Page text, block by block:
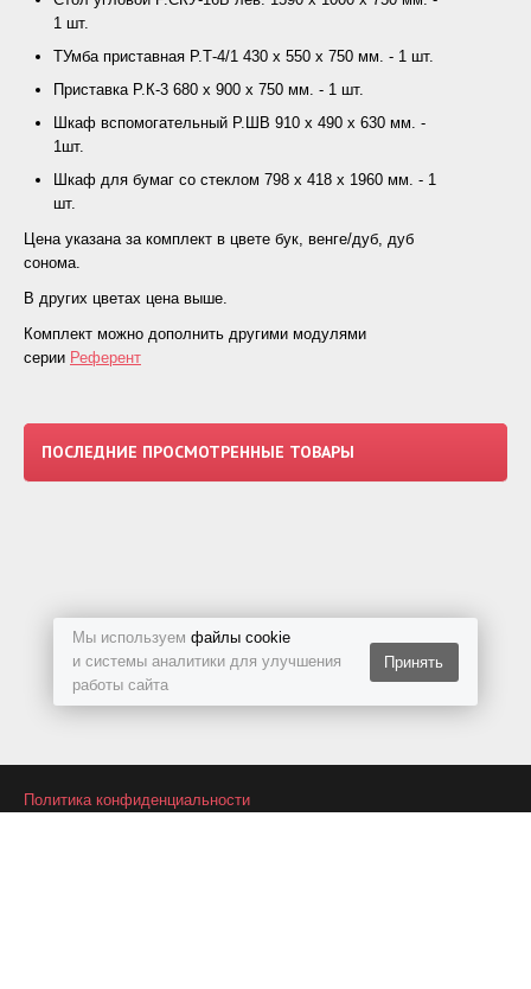
Мы используем файлы cookie
и системы аналитики для улучшения
работы сайта
Принять
1 шт.
ТУмба приставная Р.Т-4/1 430 х 550 х 750 мм. - 1 шт.
Приставка Р.К-3 680 х 900 х 750 мм. - 1 шт.
Шкаф вспомогательный Р.ШВ 910 х 490 х 630 мм. -
1шт.
Шкаф для бумаг со стеклом 798 х 418 х 1960 мм. - 1
шт.
Цена указана за комплект в цвете бук, венге/дуб, дуб
сонома.
В других цветах цена выше.
Комплект можно дополнить другими модулями
серии Референт
ПОСЛЕДНИЕ ПРОСМОТРЕННЫЕ ТОВАРЫ
Политика конфиденциальности